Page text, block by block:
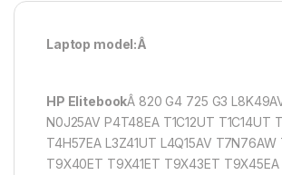
Laptop model:Â
HP ElitebookÂ 820 G4 725 G3
N0J25AV P4T48EA T1C12UT T1C14UT
T4H57EA L3Z41UT L4Q15AV
T9X40ET T9X41ET T9X43ET